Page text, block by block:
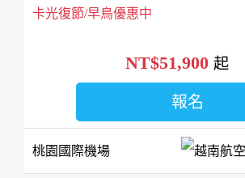
卡光復節/早鳥優惠中
桃園國際機場 越南航空
NT$51,900 起
報名